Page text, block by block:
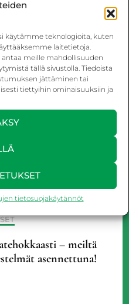
käytämme teknologioita, kuten
laitetietoja.
meille mahdollisuuden
tällä sivustolla. Tiedoista
jättäminen tai
tiettyihin ominaisuuksiin ja
tietosuojakäytännöt
– meiltä
asennettuna!